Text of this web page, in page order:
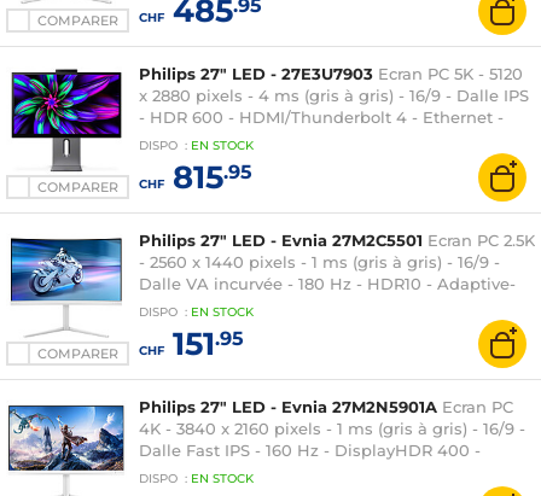
COMPARER
réglable - Argent
CHF485.95
COMPARER
Philips 27" LED - 27E3U7903 Ecran PC 5K - 5120
x 2880 pixels - 4 ms (gris à gris) - 16/9 - Dalle IPS
- HDR 600 - HDMI/Thunderbolt 4 - Ethernet -
Pivot - Webcam - Gris
DISPO : EN STOCK
CHF815.95
COMPARER
Philips 27" LED - Evnia 27M2C5501 Ecran PC 2.5K
- 2560 x 1440 pixels - 1 ms (gris à gris) - 16/9 -
Dalle VA incurvée - 180 Hz - HDR10 - Adaptive-
Sync - HDMI/DisplayPort - RGB Ambiglow -
Réglage en hauteur - Blanc
DISPO : EN STOCK
CHF151.95
Philips 27" LED - Evnia 27M2N5901A Ecran PC
4K - 3840 x 2160 pixels - 1 ms (gris à gris) - 16/9 -
Dalle Fast IPS - 160 Hz - DisplayHDR 400 -
HDMI/DisplayPort/USB-C - RGB Ambiglow -
DISPO : EN STOCK